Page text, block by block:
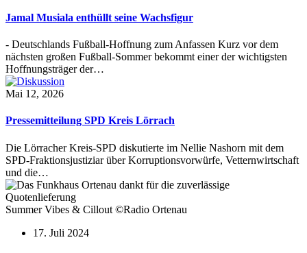
Jamal Musiala enthüllt seine Wachsfigur
- Deutschlands Fußball-Hoffnung zum Anfassen Kurz vor dem
nächsten großen Fußball-Sommer bekommt einer der wichtigsten
Hoffnungsträger der…
Mai 12, 2026
Pressemitteilung SPD Kreis Lörrach
Die Lörracher Kreis-SPD diskutierte im Nellie Nashorn mit dem
SPD-Fraktionsjustiziar über Korruptionsvorwürfe, Vetternwirtschaft
und die…
Summer Vibes & Cillout ©Radio Ortenau
17. Juli 2024